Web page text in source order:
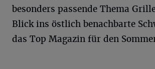
besonders passende Thema
Blick ins östlich benachbarte
das Top Magazin für den